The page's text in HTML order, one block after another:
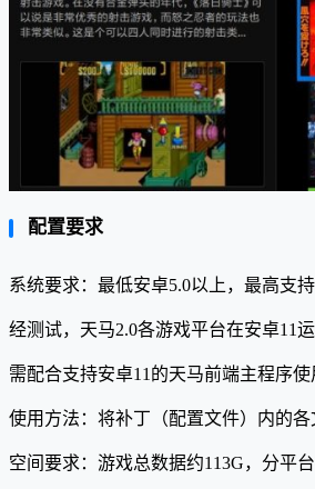
配置要求
系统要求：最低安卓5.0以上，最高支
经测试，天马2.0各游戏平台在安卓11
需配合支持安卓11的天马前端主程序使
使用方法：将补丁（配置文件）内的各
空间要求：游戏总数据约113G，分平